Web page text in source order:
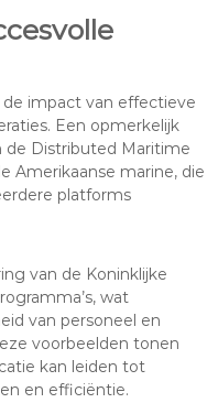
de impact van effectieve
Een opmerkelijk
de Distributed Maritime
Amerikaanse marine, die
platforms
van de Koninklijke
wat
van personeel en
voorbeelden tonen
kan leiden tot
en efficiëntie.